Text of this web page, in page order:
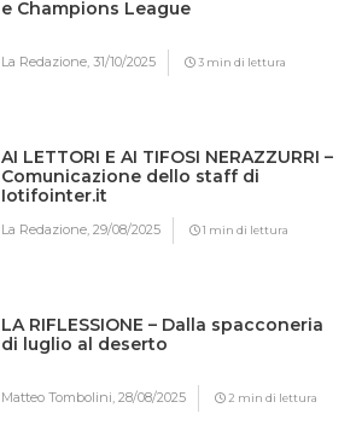
e Champions League
La Redazione,31/10/2025 3 min di lettura
AI LETTORI E AI TIFOSI NERAZZURRI –
Comunicazione dello staff di
Iotifointer.it
La Redazione,29/08/2025 1 min di lettura
LA RIFLESSIONE – Dalla spacconeria
di luglio al deserto
Matteo Tombolini,28/08/2025 2 min di lettura